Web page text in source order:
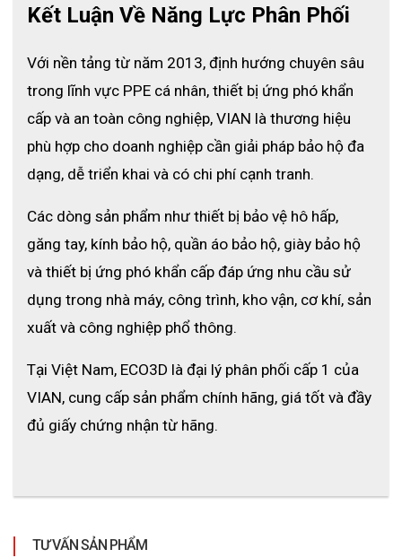
Khẩu trang chống bụi mịn VIAN 9502V+
3. Ứng dụng thực tế – Đa dạng và linh hoạt
- Khẩu trang VIAN 9502V+ được ứng dụng rộng rãi trong
- Xây dựng & cơ khí: Bảo vệ khỏi bụi bê tông, bụi kim loại, và
khói hàn.
- Phòng thí nghiệm & y tế: Ngăn tiếp xúc trực tiếp với hóa
chất, vi sinh vật.
- Sản xuất công nghiệp: Bảo vệ nhân công khỏi bụi công
nghiệp, sơn, dung môi.
- Đời sống hàng ngày: Dành cho người thường xuyên di
chuyển ngoài trời, đặc biệt trong điều kiện không khí ô nhiễm,
Kết Luận Về Năng Lực Phân Phối
Với nền tảng từ năm 2013, định hướng chuyên sâu
trong lĩnh vực PPE cá nhân, thiết bị ứng phó khẩn
cấp và an toàn công nghiệp, VIAN là thương hiệu
phù hợp cho doanh nghiệp cần giải pháp bảo hộ đa
dạng, dễ triển khai và có chi phí cạnh tranh.
Các dòng sản phẩm như thiết bị bảo vệ hô hấp,
găng tay, kính bảo hộ, quần áo bảo hộ, giày bảo hộ
và thiết bị ứng phó khẩn cấp đáp ứng nhu cầu sử
dụng trong nhà máy, công trình, kho vận, cơ khí, sản
xuất và công nghiệp phổ thông.
Tại Việt Nam, ECO3D là đại lý phân phối cấp 1 của
VIAN, cung cấp sản phẩm chính hãng, giá tốt và đầy
đủ giấy chứng nhận từ hãng.
TƯ VẤN SẢN PHẨM